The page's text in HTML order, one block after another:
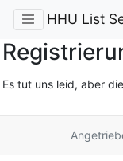
HHU List
Es tut uns leid, aber